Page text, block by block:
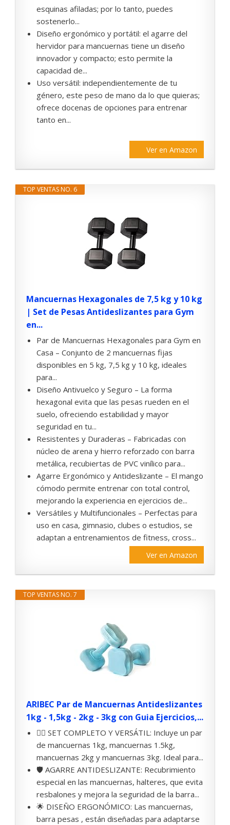
esquinas afiladas; por lo tanto, puedes
sostenerlo...
Diseño ergonómico y portátil: el agarre del
hervidor para mancuernas tiene un diseño
innovador y compacto; esto permite la
capacidad de...
Uso versátil: independientemente de tu
género, este peso de mano da lo que quieras;
ofrece docenas de opciones para entrenar
tanto en...
Ver en Amazon
TOP VENTAS NO. 6
Mancuernas Hexagonales de 7,5 kg y 10 kg
| Set de Pesas Antideslizantes para Gym
en...
Par de Mancuernas Hexagonales para Gym en
Casa – Conjunto de 2 mancuernas fijas
disponibles en 5 kg, 7,5 kg y 10 kg, ideales
para...
Diseño Antivuelco y Seguro – La forma
hexagonal evita que las pesas rueden en el
suelo, ofreciendo estabilidad y mayor
seguridad en tu...
Resistentes y Duraderas – Fabricadas con
núcleo de arena y hierro reforzado con barra
metálica, recubiertas de PVC vinílico para...
Agarre Ergonómico y Antideslizante – El mango
cómodo permite entrenar con total control,
mejorando la experiencia en ejercicios de...
Versátiles y Multifuncionales – Perfectas para
uso en casa, gimnasio, clubes o estudios, se
adaptan a entrenamientos de fitness, cross...
Ver en Amazon
TOP VENTAS NO. 7
ARIBEC Par de Mancuernas Antideslizantes
1kg - 1,5kg - 2kg - 3kg con Guia Ejercicios,...
🏋️‍♂️ SET COMPLETO Y VERSÁTIL: Incluye un par
de mancuernas 1kg, mancuernas 1.5kg,
mancuernas 2kg y mancuernas 3kg. Ideal para...
🛡️ AGARRE ANTIDESLIZANTE: Recubrimiento
especial en las mancuernas, halteres, que evita
resbalones y mejora la seguridad de la barra...
🌟 DISEÑO ERGONÓMICO: Las mancuernas,
barra pesas , están diseñadas para adaptarse